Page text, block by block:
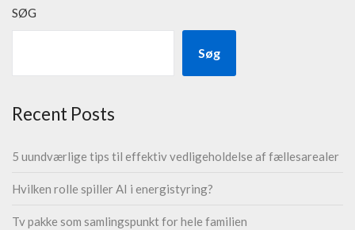
SØG
Søg
Recent Posts
5 uundværlige tips til effektiv vedligeholdelse af fællesarealer
Hvilken rolle spiller AI i energistyring?
Tv pakke som samlingspunkt for hele familien